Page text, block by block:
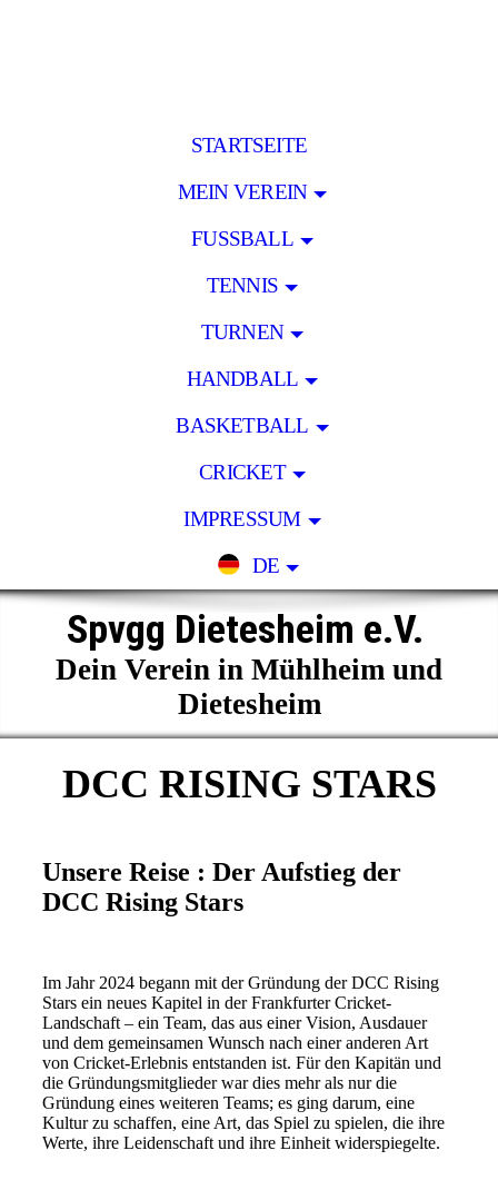
STARTSEITE
MEIN VEREIN
FUSSBALL
TENNIS
TURNEN
HANDBALL
BASKETBALL
CRICKET
IMPRESSUM
DE
Spvgg Dietesheim e.V.
Dein Verein in Mühlheim und
Dietesheim
DCC RISING STARS
Unsere Reise : Der Aufstieg der
DCC Rising Stars
Im Jahr 2024 begann mit der Gründung der DCC Rising
Stars ein neues Kapitel in der Frankfurter Cricket-
Landschaft – ein Team, das aus einer Vision, Ausdauer
und dem gemeinsamen Wunsch nach einer anderen Art
von Cricket-Erlebnis entstanden ist. Für den Kapitän und
die Gründungsmitglieder war dies mehr als nur die
Gründung eines weiteren Teams; es ging darum, eine
Kultur zu schaffen, eine Art, das Spiel zu spielen, die ihre
Werte, ihre Leidenschaft und ihre Einheit widerspiegelte.